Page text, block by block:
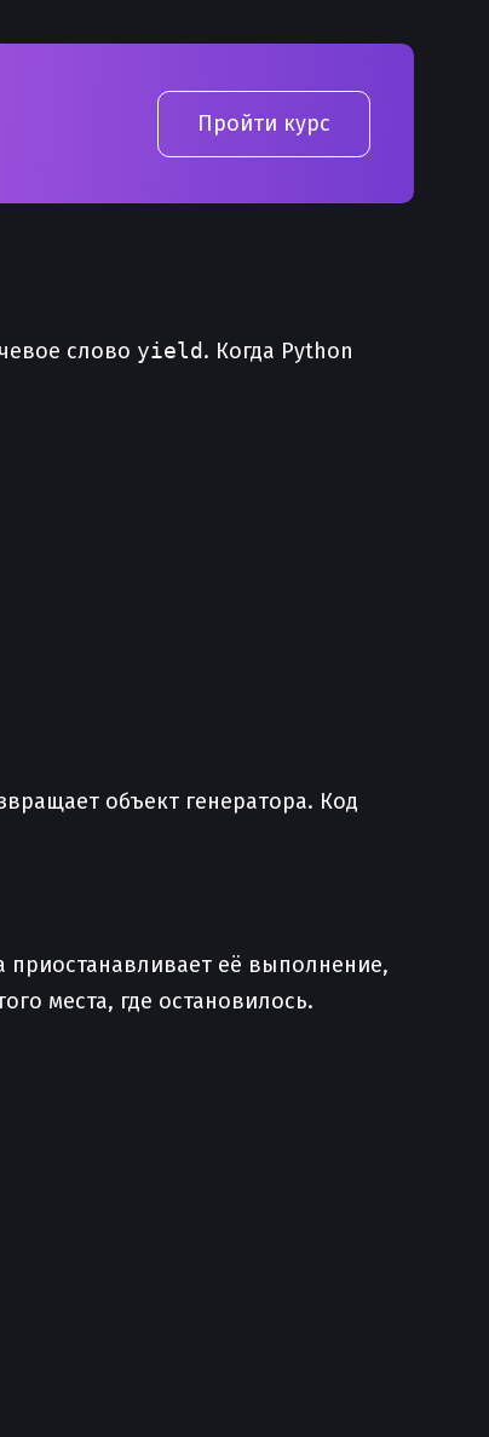
Пройти курс
слово yield. Когда Python
объект генератора. Код
её выполнение,
места, где остановилось.